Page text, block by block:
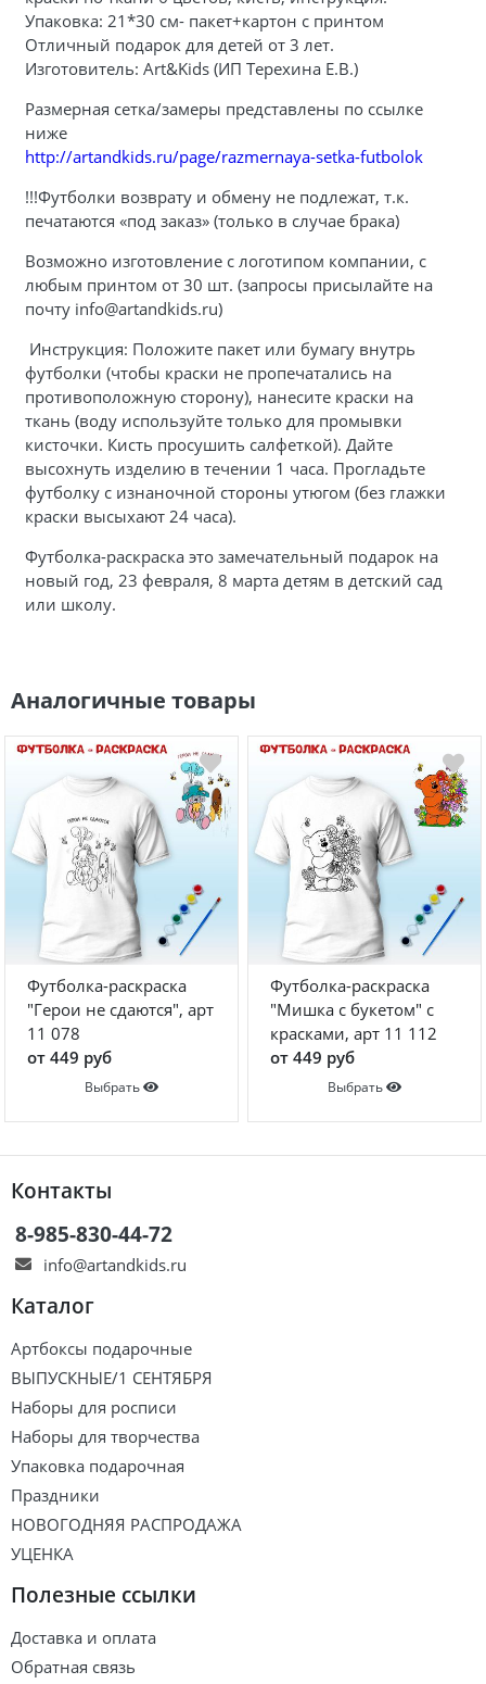
Упаковка: 21*30 см- пакет+картон с принтом
Отличный подарок для детей от 3 лет.
Изготовитель: Art&Kids (ИП Терехина Е.В.)
Размерная сетка/замеры представлены по ссылке
ниже
http://artandkids.ru/page/razmernaya-setka-futbolok
!!!Футболки возврату и обмену не подлежат, т.к.
печатаются «под заказ» (только в случае брака)
Возможно изготовление с логотипом компании, с
любым принтом от 30 шт. (запросы присылайте на
почту info@artandkids.ru)
Инструкция: Положите пакет или бумагу внутрь
футболки (чтобы краски не пропечатались на
противоположную сторону), нанесите краски на
ткань (воду используйте только для промывки
кисточки. Кисть просушить салфеткой). Дайте
высохнуть изделию в течении 1 часа. Прогладьте
футболку с изнаночной стороны утюгом (без глажки
краски высыхают 24 часа).
Футболка-раскраска это замечательный подарок на
новый год, 23 февраля, 8 марта детям в детский сад
или школу.
Аналогичные товары
Футболка-раскраска
"Герои не сдаются", арт
11 078
от 449 руб
Выбрать
Футболка-раскраска
"Мишка с букетом" с
красками, арт 11 112
от 449 руб
Выбрать
Контакты
8-985-830-44-72
info@artandkids.ru
Каталог
Артбоксы подарочные
ВЫПУСКНЫЕ/1 СЕНТЯБРЯ
Наборы для росписи
Наборы для творчества
Упаковка подарочная
Праздники
НОВОГОДНЯЯ РАСПРОДАЖА
УЦЕНКА
Полезные ссылки
Доставка и оплата
Обратная связь